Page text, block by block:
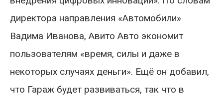
директора направления «Автомобили»
Вадима Иванова, Авито Авто экономит
пользователям «время, силы и даже в
некоторых случаях деньги». Ещё он добавил,
что Гараж будет развиваться, так что в